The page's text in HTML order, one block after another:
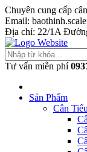
Chuyên cung cấp
Email:
Địa chỉ: 22/1A
Tư vấn miễn phí
Sản Phẩm
Cân